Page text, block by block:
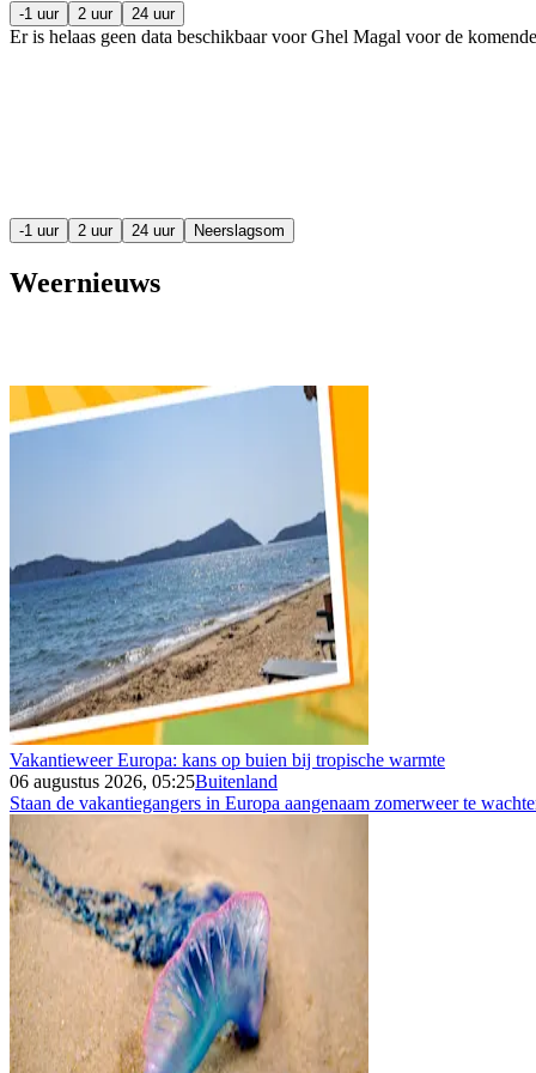
-1 uur 2 uur 24 uur
Er is helaas geen data beschikbaar voor Ghel Magal voor de komende
-1 uur 2 uur 24 uur Neerslagsom
Weernieuws
Vakantieweer Europa: kans op buien bij tropische warmte
06 augustus 2026, 05:25Buitenland
Staan de vakantiegangers in Europa aangenaam zomerweer te